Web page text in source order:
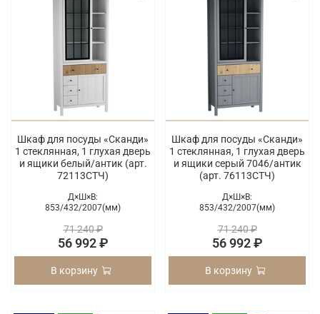
Шкаф для посуды «Сканди»
1 стеклянная, 1 глухая дверь
и ящики белый/антик (арт.
72113СТЧ)
Д×Ш×В:
853/432/2007(мм)
71 240 ₽
56 992 ₽
В корзину
Шкаф для посуды «Сканди»
1 стеклянная, 1 глухая дверь
и ящики серый 7046/антик
(арт. 76113СТЧ)
Д×Ш×В:
853/432/2007(мм)
71 240 ₽
56 992 ₽
В корзину